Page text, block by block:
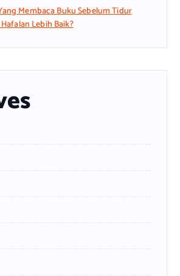
Membaca Buku Sebelum Tidur
Lebih Baik?